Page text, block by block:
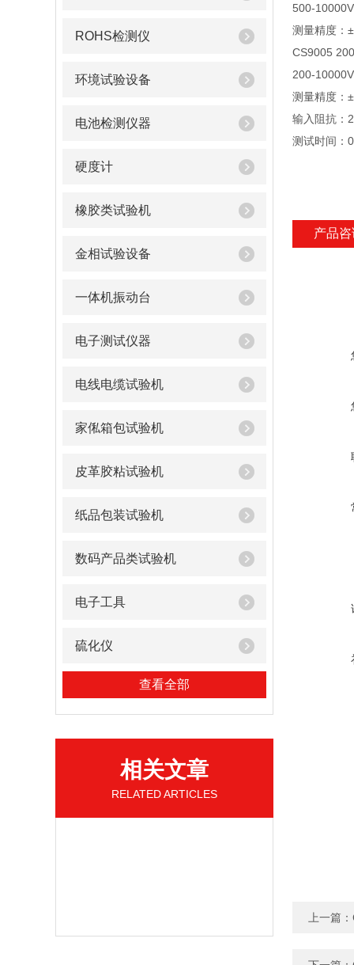
ROHS检测仪
环境试验设备
电池检测仪器
硬度计
橡胶类试验机
金相试验设备
一体机振动台
电子测试仪器
电线电缆试验机
家俬箱包试验机
皮革胶粘试验机
纸品包装试验机
数码产品类试验机
电子工具
硫化仪
查看全部
相关文章
RELATED ARTICLES
500-
测量精度：
CS9005
200-
测量精度：
输入阻抗：
测试时间
产品
上一篇：